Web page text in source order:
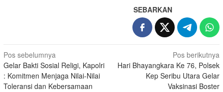
SEBARKAN
Navigasi
pos
Pos sebelumnya
Gelar Bakti Sosial Religi, Kapolri
: Komitmen Menjaga Nilai-Nilai
Toleransi dan Kebersamaan
Pos berikutnya
Hari Bhayangkara Ke 76, Polsek
Kep Seribu Utara Gelar
Vaksinasi Boster